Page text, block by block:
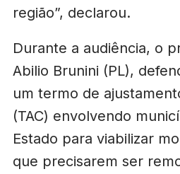
região”, declarou.
Durante a audiência, o
Abilio Brunini (PL),
um termo de
(TAC) envolvendo
Estado para viabilizar
que precisarem ser